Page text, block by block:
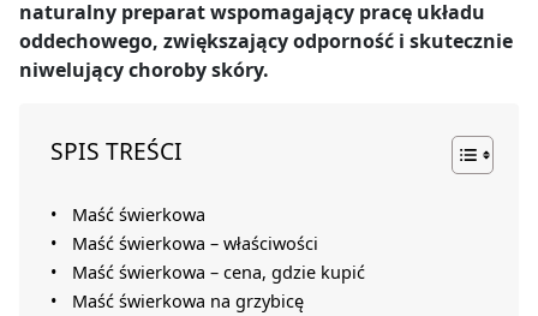
naturalny preparat wspomagający pracę układu
oddechowego, zwiększający odporność i skutecznie
niwelujący choroby skóry.
SPIS TREŚCI
Maść świerkowa
Maść świerkowa – właściwości
Maść świerkowa – cena, gdzie kupić
Maść świerkowa na grzybicę